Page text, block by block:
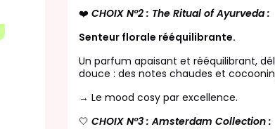
❤️ CHOIX N°2 : The Ritual of Ayurveda :
Senteur florale rééquilibrante.
Un parfum apaisant et rééquilibrant,
douce : des notes chaudes et
→ Le mood cosy par excellence.
🤍 CHOIX N°3 : Amsterdam Collection :